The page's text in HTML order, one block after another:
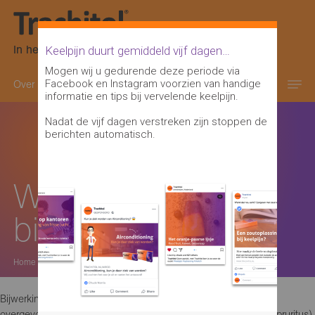
In het oranje-paarse doosje
Over keelpijn Keelontsteking informatie
Wat zijn de
bijwerkingen?
Home >
Bijwerkingen treden in het algemeen weinig op. De volgende
Keelpijn duurt gemiddeld vijf dagen…
Mogen wij u gedurende deze periode via
Facebook en Instagram voorzien van handige
informatie en tips bij vervelende keelpijn.
Nadat de vijf dagen verstreken zijn stoppen de
berichten automatisch.